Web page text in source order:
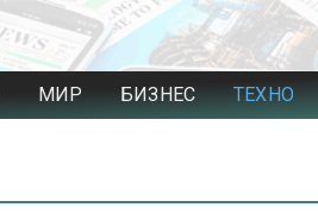
МИР БИЗНЕС ТЕХНО